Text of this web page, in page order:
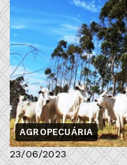
AGROPECUÁRIA
23/06/2023